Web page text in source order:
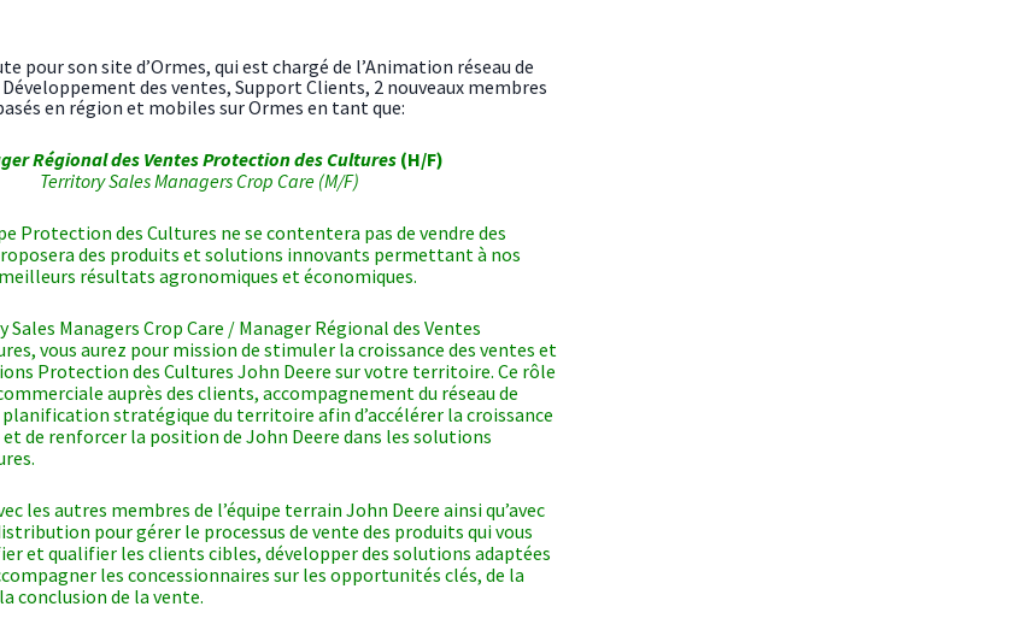
pour son site d’Ormes, qui est chargé de l’Animation réseau de
des ventes, Support Clients, 2 nouveaux membres
en région et mobiles sur Ormes en tant que:
Régional des Ventes Protection des Cultures(H/F)
Territory Sales Managers Crop Care (M/F)
Protection des Cultures ne se contentera pas de vendre des
des produits et solutions innovants permettant à nos
résultats agronomiques et économiques.
Managers Crop Care / Manager Régional des Ventes
vous aurez pour mission de stimuler la croissance des ventes et
Protection des Cultures John Deere sur votre territoire. Ce rôle
auprès des clients, accompagnement du réseau de
stratégique du territoire afin d’accélérer la croissance
de renforcer la position de John Deere dans les solutions
les autres membres de l’équipe terrain John Deere ainsi qu’avec
pour gérer le processus de vente des produits qui vous
et qualifier les clients cibles, développer des solutions adaptées
les concessionnaires sur les opportunités clés, de la
conclusion de la vente.